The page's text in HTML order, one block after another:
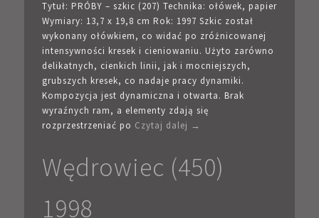
Tytuł: PRÓBY – szkic (207) Technika: ołówek, papier
Wymiary: 13,7 x 19,8 cm Rok: 1997 Szkic został
wykonany ołówkiem, co widać po zróżnicowanej
intensywności kresek i cieniowaniu. Użyto zarówno
delikatnych, cienkich linii, jak i mocniejszych,
grubszych kresek, co nadaje pracy dynamiki.
Kompozycja jest dynamiczna i otwarta. Brak
wyraźnych ram, a elementy zdają się
rozprzestrzeniać po Czytaj dalej →
Wędrowiec (450)
1998